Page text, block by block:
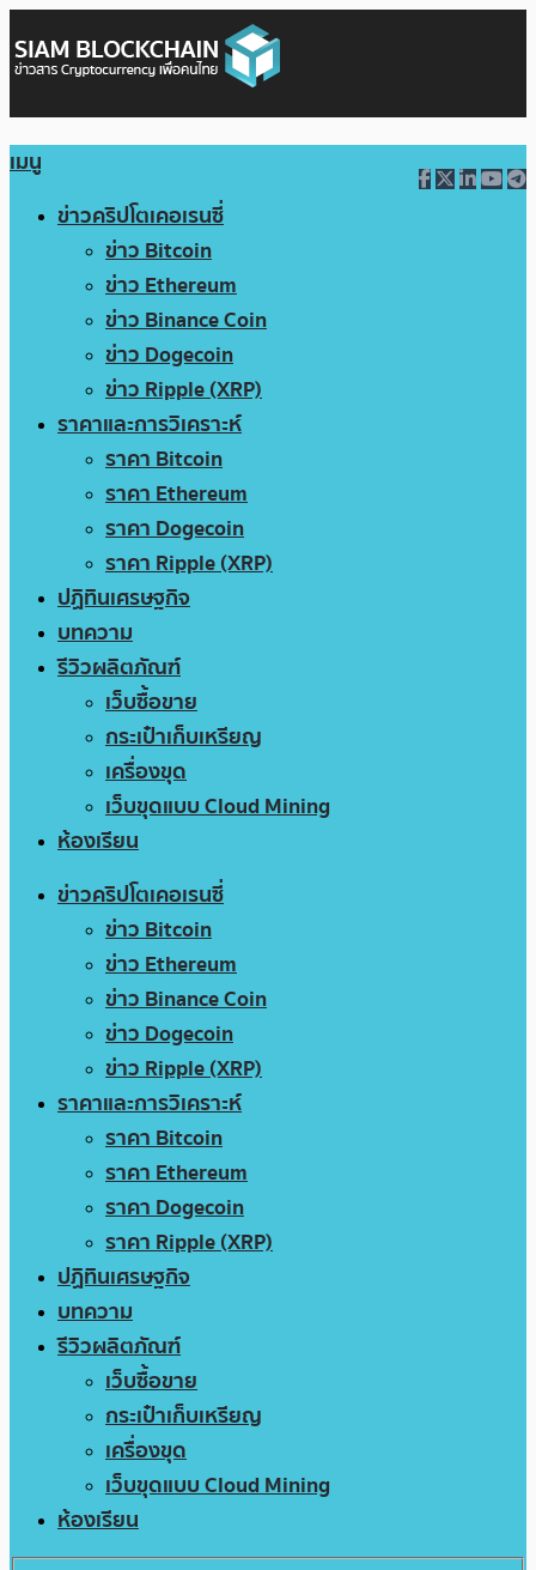
เมนู
ข่าวคริปโตเคอเรนซี่
ข่าว Bitcoin
ข่าว Ethereum
ข่าว Binance Coin
ข่าว Dogecoin
ข่าว Ripple (XRP)
ราคาและการวิเคราะห์
ราคา Bitcoin
ราคา Ethereum
ราคา Dogecoin
ราคา Ripple (XRP)
ปฏิทินเศรษฐกิจ
บทความ
รีวิวผลิตภัณฑ์
เว็บซื้อขาย
กระเป๋าเก็บเหรียญ
เครื่องขุด
เว็บขุดแบบ Cloud Mining
ห้องเรียน
ข่าวคริปโตเคอเรนซี่
ข่าว Bitcoin
ข่าว Ethereum
ข่าว Binance Coin
ข่าว Dogecoin
ข่าว Ripple (XRP)
ราคาและการวิเคราะห์
ราคา Bitcoin
ราคา Ethereum
ราคา Dogecoin
ราคา Ripple (XRP)
ปฏิทินเศรษฐกิจ
บทความ
รีวิวผลิตภัณฑ์
เว็บซื้อขาย
กระเป๋าเก็บเหรียญ
เครื่องขุด
เว็บขุดแบบ Cloud Mining
ห้องเรียน